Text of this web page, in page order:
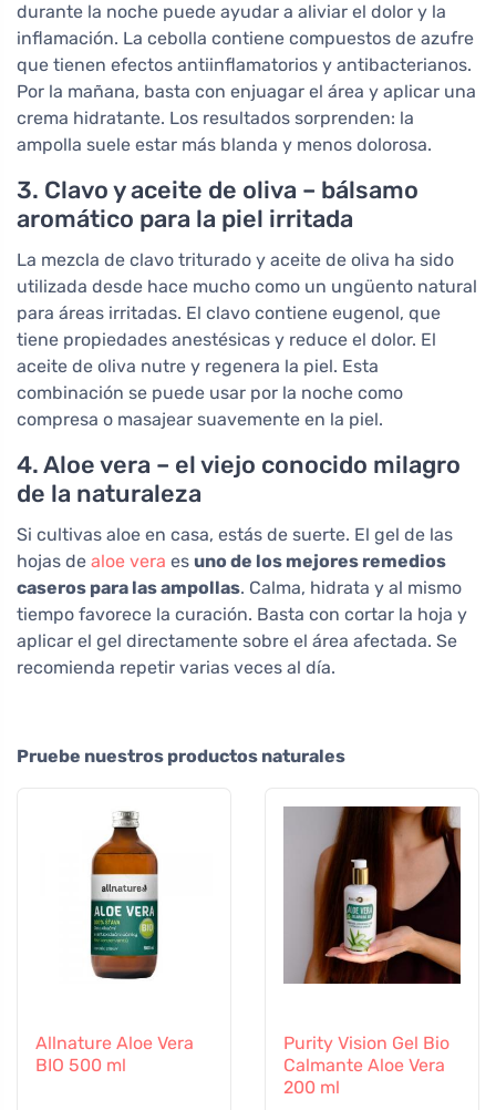
durante la noche puede ayudar a aliviar el dolor y la
inflamación. La cebolla contiene compuestos de azufre
que tienen efectos antiinflamatorios y antibacterianos.
Por la mañana, basta con enjuagar el área y aplicar una
crema hidratante. Los resultados sorprenden: la
ampolla suele estar más blanda y menos dolorosa.
3. Clavo y aceite de oliva – bálsamo
aromático para la piel irritada
La mezcla de clavo triturado y aceite de oliva ha sido
utilizada desde hace mucho como un ungüento natural
para áreas irritadas. El clavo contiene eugenol, que
tiene propiedades anestésicas y reduce el dolor. El
aceite de oliva nutre y regenera la piel. Esta
combinación se puede usar por la noche como
compresa o masajear suavemente en la piel.
4. Aloe vera – el viejo conocido milagro
de la naturaleza
Si cultivas aloe en casa, estás de suerte. El gel de las
hojas de aloe vera es uno de los mejores remedios
caseros para las ampollas. Calma, hidrata y al mismo
tiempo favorece la curación. Basta con cortar la hoja y
aplicar el gel directamente sobre el área afectada. Se
recomienda repetir varias veces al día.
Pruebe nuestros productos naturales
Allnature Aloe Vera
BIO 500 ml
Purity Vision Gel Bio
Calmante Aloe Vera
200 ml